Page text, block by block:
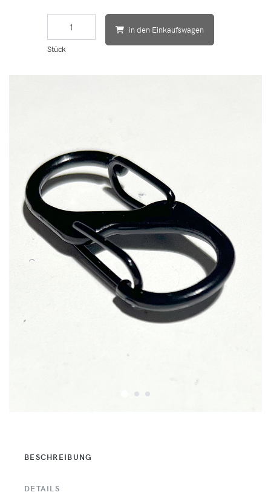
Stück
in den Einkaufswagen
BESCHREIBUNG
DETAILS